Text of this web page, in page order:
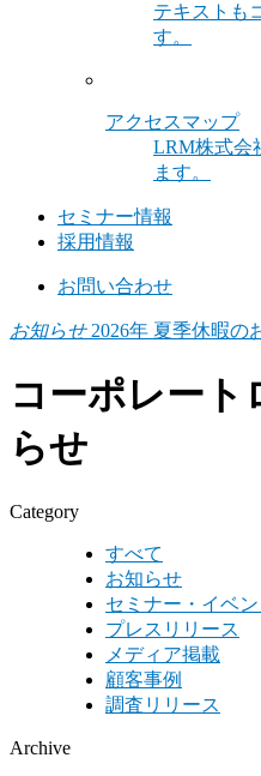
テキストも
す。
アクセスマップ
LRM株式会
ます。
セミナー情報
採用情報
お問い合わせ
お知らせ2026年 夏季休暇の
コーポレート
らせ
Category
すべて
お知らせ
セミナー・イベン
プレスリリース
メディア掲載
顧客事例
調査リリース
Archive